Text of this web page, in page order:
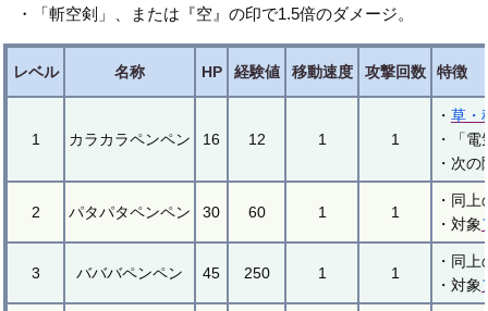
・「斬空剣」、または『空』の印で1.5倍のダメージ。
レベル 名称 HP 経験値 移動速度 攻撃回数 特徴
1 カラカラペンペン 16 12 1 1
・ 草・
・「
・次
2 パタパタペンペン 30 60 1 1
・同
・対象
3 バババペンペン 45 250 1 1
・同
・対象